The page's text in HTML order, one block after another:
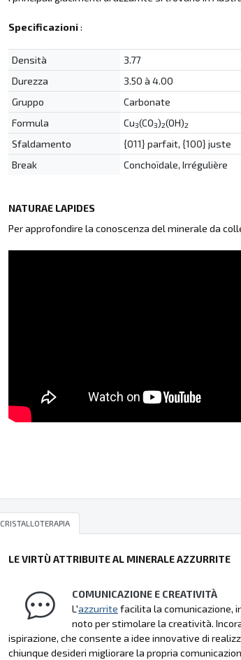
Specificazioni:
Densità
3.77
Durezza
3.50 à 4.00
Gruppo
Carbonate
Formula
Cu3(CO3)2(OH)2
Sfaldamento
{011} parfait, {100} juste
Break
Conchoïdale, Irrégulière
NATURAE LAPIDES
Per approfondire la conoscenza del minerale da
CRISTALLOTERAPIA
LE VIRTÙ ATTRIBUITE AL MINERALE AZZURRITE
COMUNICAZIONE E CREATIVITÀ
L'azzurrite facilita la comunicazione,
noto per stimolare la creatività.
ispirazione, che consente a idee innovative di
chiunque desideri migliorare la propria